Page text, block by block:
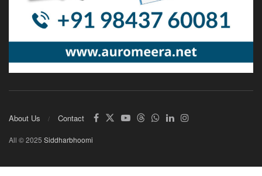
About Us Contact
All © 2025 Siddharbhoomi